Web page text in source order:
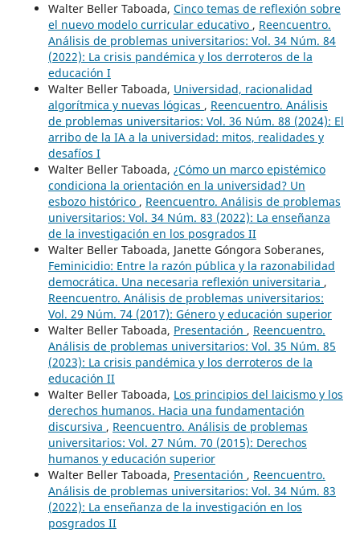
Walter Beller Taboada, Cinco temas de reflexión sobre
el nuevo modelo curricular educativo , Reencuentro.
Análisis de problemas universitarios: Vol. 34 Núm. 84
(2022): La crisis pandémica y los derroteros de la
educación I
Walter Beller Taboada, Universidad, racionalidad
algorítmica y nuevas lógicas , Reencuentro. Análisis
de problemas universitarios: Vol. 36 Núm. 88 (2024): El
arribo de la IA a la universidad: mitos, realidades y
desafíos I
Walter Beller Taboada, ¿Cómo un marco epistémico
condiciona la orientación en la universidad? Un
esbozo histórico , Reencuentro. Análisis de problemas
universitarios: Vol. 34 Núm. 83 (2022): La enseñanza
de la investigación en los posgrados II
Walter Beller Taboada, Janette Góngora Soberanes,
Feminicidio: Entre la razón pública y la razonabilidad
democrática. Una necesaria reflexión universitaria ,
Reencuentro. Análisis de problemas universitarios:
Vol. 29 Núm. 74 (2017): Género y educación superior
Walter Beller Taboada, Presentación , Reencuentro.
Análisis de problemas universitarios: Vol. 35 Núm. 85
(2023): La crisis pandémica y los derroteros de la
educación II
Walter Beller Taboada, Los principios del laicismo y los
derechos humanos. Hacia una fundamentación
discursiva , Reencuentro. Análisis de problemas
universitarios: Vol. 27 Núm. 70 (2015): Derechos
humanos y educación superior
Walter Beller Taboada, Presentación , Reencuentro.
Análisis de problemas universitarios: Vol. 34 Núm. 83
(2022): La enseñanza de la investigación en los
posgrados II